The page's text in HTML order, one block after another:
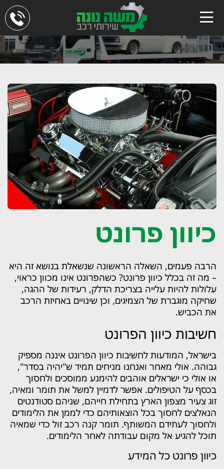
כיוון פרונט
הרבה פעמים, השאלה הראשונה שנשאלת בנושא זה היא
– מה זה בכלל כיוון פרונט? כשהפרונט אינו מכוון כראוי,
עלולות להיות עלייה בצריכת הדלק, רעידות של ההגה,
שחיקה מוגברת של הצמיגים, וכן שינויים באחיזת הרכב
את הכביש.
חשיבות כיוון הפרונט
בישראל, המודעות לחשיבות כיוון הפרונט איננה מספיק
גבוהה. אולי מאחר ואנחנו מניחים תמיד ש"יהיה בסדר",
או אולי כי ישראלים אוהבים להימנע ממוסכים ולחסוך
בכסף על הטיפולים. אפשר לדמיין למשל את תומר ומאיה,
זוג צעיר מצפון הארץ בתחילת חייהם, שניהם סטודנטים
הנאלצים לחסוך בכל הוצאותיהם כדי לממן את הלימודים
ולחסוך לעתידם המשותף. תומר קנה רכב זול כדי שמאיה
תוכל להגיע אל מקום עבודתה לאחר הלימודים.
כיוון פרונט כל המידע